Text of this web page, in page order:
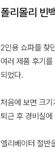
폴리몰리 빈
2인용 쇼파를 찾
여러 제품 후기
되었다.
처음에 보면 크
퇴근 후 경비실
엘리베이터 절반